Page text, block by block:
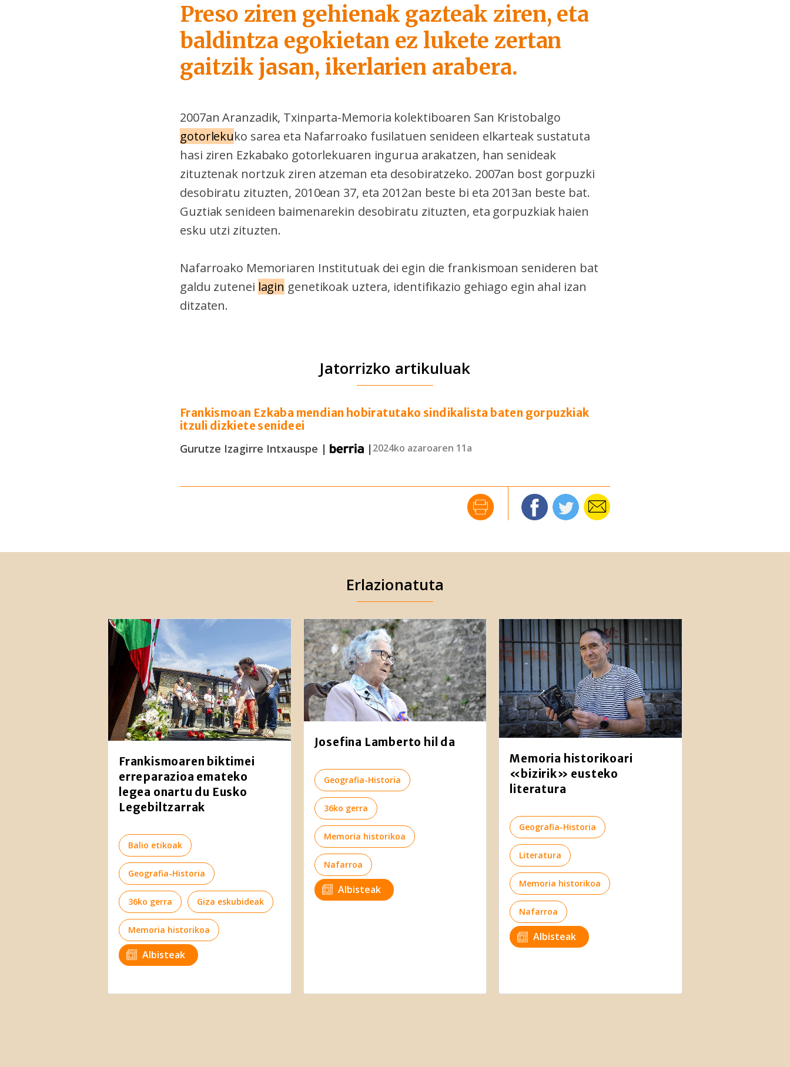
Preso ziren gehienak gazteak ziren, eta
baldintza egokietan ez lukete zertan
gaitzik jasan, ikerlarien arabera.
2007an Aranzadik, Txinparta-Memoria kolektiboaren San Kristobalgo
gotorlekuko sarea eta Nafarroako fusilatuen senideen elkarteak sustatuta
hasi ziren Ezkabako gotorlekuaren ingurua arakatzen, han senideak
zituztenak nortzuk ziren atzeman eta desobiratzeko. 2007an bost gorpuzki
desobiratu zituzten, 2010ean 37, eta 2012an beste bi eta 2013an beste bat.
Guztiak senideen baimenarekin desobiratu zituzten, eta gorpuzkiak haien
esku utzi zituzten.
Nafarroako Memoriaren Institutuak dei egin die frankismoan senideren bat
galdu zutenei lagin genetikoak uztera, identifikazio gehiago egin ahal izan
ditzaten.
Jatorrizko artikuluak
Frankismoan Ezkaba mendian hobiratutako sindikalista baten gorpuzkiak
itzuli dizkiete senideei
Gurutze Izagirre Intxauspe |
|2024ko azaroaren 11a
Erlazionatuta
Frankismoaren biktimei
erreparazioa emateko
legea onartu du Eusko
Legebiltzarrak
Balio etikoak
Geografia-Historia
36ko gerra Giza eskubideak
Memoria historikoa
Albisteak
Josefina Lamberto hil da
Geografia-Historia
36ko gerra
Memoria historikoa
Nafarroa
Albisteak
Memoria historikoari
«bizirik» eusteko
literatura
Geografia-Historia
Literatura
Memoria historikoa
Nafarroa
Albisteak